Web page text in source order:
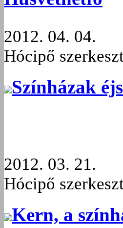
2012. 04. 04.
Hócipő
Színházak
2012. 03. 21.
Hócipő
Kern, a